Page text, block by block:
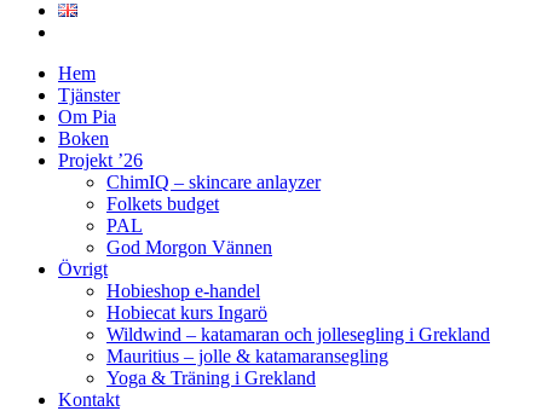
Hem
Tjänster
Om Pia
Boken
Projekt ’26
ChimIQ – skincare anlayzer
Folkets budget
PAL
God Morgon Vännen
Övrigt
Hobieshop e-handel
Hobiecat kurs Ingarö
Wildwind – katamaran och jollesegling i Grekland
Mauritius – jolle & katamaransegling
Yoga & Träning i Grekland
Kontakt